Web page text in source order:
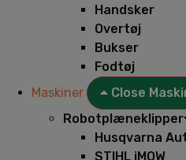
Handsker
Overtøj
Bukser
Fodtøj
Maskiner
Close
Robotplæneklipper
Husqvarna
STIHL iMOW